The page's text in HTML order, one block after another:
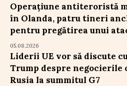
Operațiune antiteroristă
în Olanda, patru tineri
pentru pregătirea unui
05.08.2026
Liderii UE vor să discute
Trump despre negocierile
Rusia la summitul G7